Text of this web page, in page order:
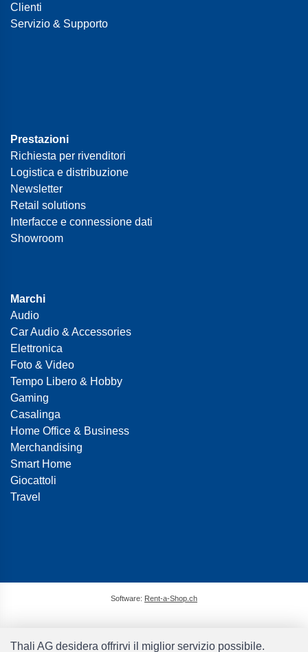
Clienti
Servizio & Supporto
Prestazioni
Richiesta per rivenditori
Logistica e distribuzione
Newsletter
Retail solutions
Interfacce e connessione dati
Showroom
Marchi
Audio
Car Audio & Accessories
Elettronica
Foto & Video
Tempo Libero & Hobby
Gaming
Casalinga
Home Office & Business
Merchandising
Smart Home
Giocattoli
Travel
Software: Rent-a-Shop.ch
Thali AG desidera offrirvi il miglior servizio possibile.